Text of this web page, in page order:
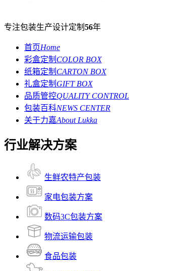
专注包装生产设计定制 56年
首页Home
彩盒定制 COLOR BOX
纸箱定制 CARTON BOX
礼盒定制 GIFT BOX
品质管控QUALITY CONTROL
包装百科NEWS CENTER
关于力嘉About Lukka
行业解决方案
生鲜农特产包装
家电包装方案
数码3C包装方案
物流运输包装
食品包装